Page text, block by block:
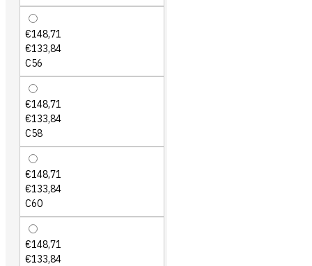
€148,71
€133,84
C56
€148,71
€133,84
C58
€148,71
€133,84
C60
€148,71
€133,84